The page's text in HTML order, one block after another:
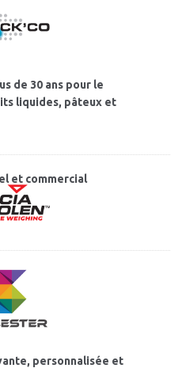
de 30 ans pour le
liquides, pâteux et
et commercial
personnalisée et